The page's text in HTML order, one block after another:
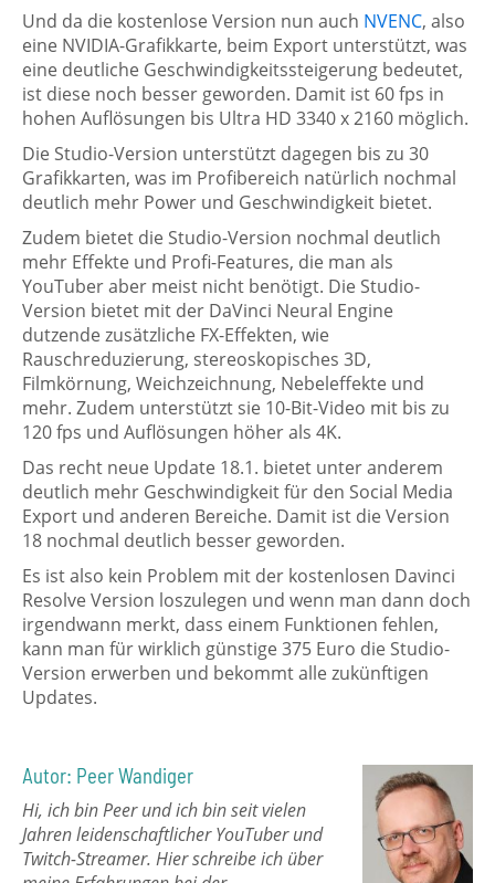
Und da die kostenlose Version nun auch NVENC, also
eine NVIDIA-Grafikkarte, beim Export unterstützt, was
eine deutliche Geschwindigkeitssteigerung bedeutet,
ist diese noch besser geworden. Damit ist 60 fps in
hohen Auflösungen bis Ultra HD 3340 x 2160 möglich.
Die Studio-Version unterstützt dagegen bis zu 30
Grafikkarten, was im Profibereich natürlich nochmal
deutlich mehr Power und Geschwindigkeit bietet.
Zudem bietet die Studio-Version nochmal deutlich
mehr Effekte und Profi-Features, die man als
YouTuber aber meist nicht benötigt. Die Studio-
Version bietet mit der DaVinci Neural Engine
dutzende zusätzliche FX-Effekten, wie
Rauschreduzierung, stereoskopisches 3D,
Filmkörnung, Weichzeichnung, Nebeleffekte und
mehr. Zudem unterstützt sie 10-Bit-Video mit bis zu
120 fps und Auflösungen höher als 4K.
Das recht neue Update 18.1. bietet unter anderem
deutlich mehr Geschwindigkeit für den Social Media
Export und anderen Bereiche. Damit ist die Version
18 nochmal deutlich besser geworden.
Es ist also kein Problem mit der kostenlosen Davinci
Resolve Version loszulegen und wenn man dann doch
irgendwann merkt, dass einem Funktionen fehlen,
kann man für wirklich günstige 375 Euro die Studio-
Version erwerben und bekommt alle zukünftigen
Updates.
Autor: Peer Wandiger
Hi, ich bin Peer und ich bin seit vielen
Jahren leidenschaftlicher YouTuber und
Twitch-Streamer. Hier schreibe ich über